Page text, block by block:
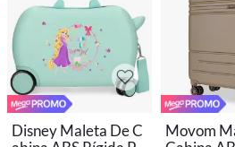
Disney Maleta De C
Movom